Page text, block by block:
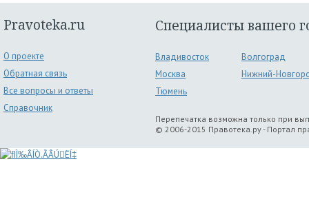
Pravoteka.ru
О проекте
Обратная связь
Все вопросы и ответы
Справочник
Специалисты вашего
Владивосток
Волгоград
Москва
Нижний-
Тюмень
Перепечатка возможна только при
© 2006-2015 Правотека.ру - Портал